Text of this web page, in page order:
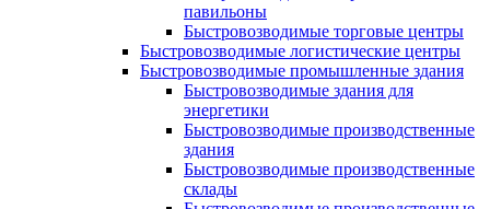
павильоны
Быстровозводимые торговые центры
Быстровозводимые логистические центры
Быстровозводимые промышленные здания
Быстровозводимые здания для
энергетики
Быстровозводимые производственные
здания
Быстровозводимые производственные
склады